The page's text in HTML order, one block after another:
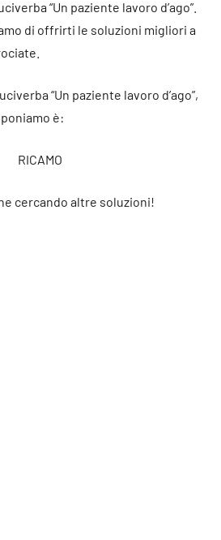
“Un paziente lavoro d’ago”.
di offrirti le soluzioni migliori a
“Un paziente lavoro d’ago”,
è:
RICAMO
cercando altre soluzioni!